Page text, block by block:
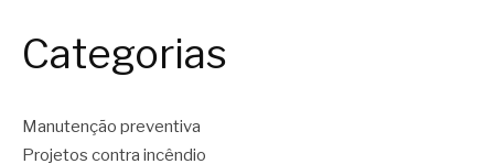
Categorias
Manutenção preventiva
Projetos contra incêndio